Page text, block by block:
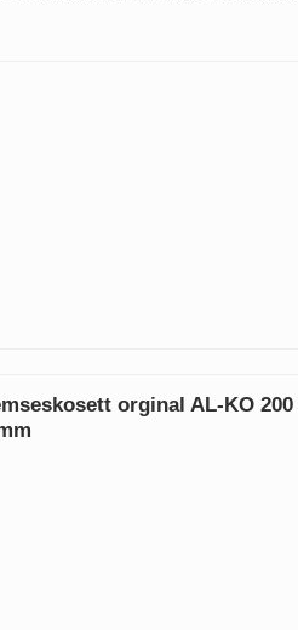
orginal AL-KO 200